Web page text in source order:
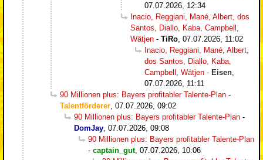
07.07.2026, 12:34
Inacio, Reggiani, Mané, Albert, dos
Santos, Diallo, Kaba, Campbell,
Wätjen - TiRo 07.07.2026, 11:02
Inacio, Reggiani, Mané, Albert,
dos Santos, Diallo, Kaba,
Campbell, Wätjen - Eisen
07.07.2026, 11:11
90 Millionen plus: Bayers profitabler Talente-Plan -
Talentförderer 07.07.2026, 09:02
90 Millionen plus: Bayers profitabler Talente-Plan -
DomJay 07.07.2026, 09:08
90 Millionen plus: Bayers profitabler Talente-Plan
- captain_gut, 07.07.2026, 10:06